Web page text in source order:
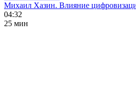
Михаил Хазин. Влияние
04:32
25 мин